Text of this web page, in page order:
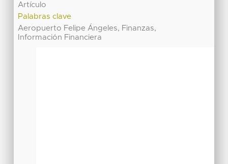
Artículo
Palabras clave
Aeropuerto Felipe Ángeles, Finanzas,
Información Financiera